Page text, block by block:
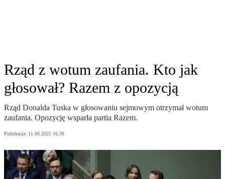
Rząd z wotum zaufania. Kto jak
głosował? Razem z opozycją
Rząd Donalda Tuska w głosowaniu sejmowym otrzymał wotum
zaufania. Opozycję wsparła partia Razem.
Publikacja: 11.06.2025 16:38